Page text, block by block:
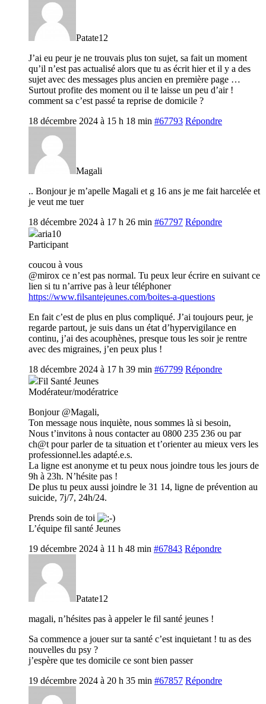
Patate12
J’ai eu peur je ne trouvais plus ton sujet, sa fait un moment
qu’il n’est pas actualisé alors que tu as écrit hier et il y a des
sujet avec des messages plus ancien en première page …
Surtout profite des moment ou il te laisse un peu d’air !
comment sa c’est passé ta reprise de domicile ?
18 décembre 2024 à 15 h 18 min #67793 Répondre
Magali
.. Bonjour je m’apelle Magali et g 16 ans je me fait harcelée et
je veut me tuer
18 décembre 2024 à 17 h 26 min #67797 Répondre
aria10
Participant
coucou à vous
@mirox ce n’est pas normal. Tu peux leur écrire en suivant ce
lien si tu n’arrive pas à leur téléphoner
https://www.filsantejeunes.com/boites-a-questions
En fait c’est de plus en plus compliqué. J’ai toujours peur, je
regarde partout, je suis dans un état d’hypervigilance en
continu, j’ai des acouphènes, presque tous les soir je rentre
avec des migraines, j’en peux plus !
18 décembre 2024 à 17 h 39 min #67799 Répondre
Fil Santé Jeunes
Modérateur/modératrice
Bonjour @Magali,
Ton message nous inquiète, nous sommes là si besoin,
Nous t’invitons à nous contacter au 0800 235 236 ou par
ch@t pour parler de ta situation et t’orienter au mieux vers les
professionnel.les adapté.e.s.
La ligne est anonyme et tu peux nous joindre tous les jours de
9h à 23h. N’hésite pas !
De plus tu peux aussi joindre le 31 14, ligne de prévention au
suicide, 7j/7, 24h/24.
Prends soin de toi
L’équipe fil santé Jeunes
19 décembre 2024 à 11 h 48 min #67843 Répondre
Patate12
magali, n’hésites pas à appeler le fil santé jeunes !
Sa commence a jouer sur ta santé c’est inquietant ! tu as des
nouvelles du psy ?
j’espère que tes domicile ce sont bien passer
19 décembre 2024 à 20 h 35 min #67857 Répondre